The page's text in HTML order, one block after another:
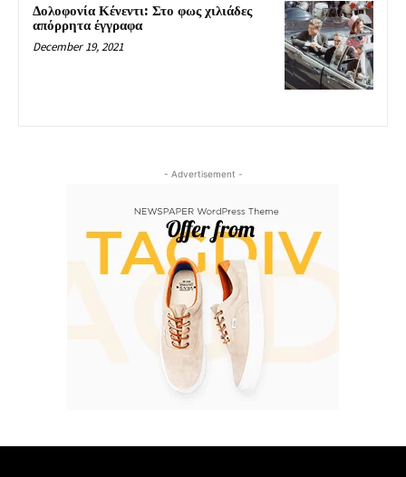
Δολοφονία Κένεντι: Στο φως χιλιάδες
απόρρητα έγγραφα
December 19, 2021
- Advertisement -